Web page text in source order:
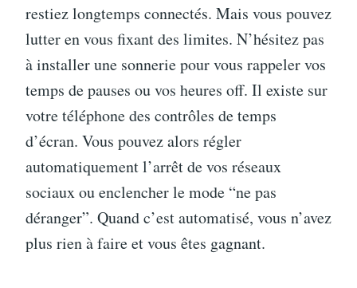
restiez longtemps connectés. Mais vous pouvez
lutter en vous fixant des limites. N’hésitez pas
à installer une sonnerie pour vous rappeler vos
temps de pauses ou vos heures off. Il existe sur
votre téléphone des contrôles de temps
d’écran. Vous pouvez alors régler
automatiquement l’arrêt de vos réseaux
sociaux ou enclencher le mode “ne pas
déranger”. Quand c’est automatisé, vous n’avez
plus rien à faire et vous êtes gagnant.